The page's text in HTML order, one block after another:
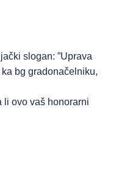
slogan: ”Uprava
bg gradonačelniku,
li ovo vaš honorarni